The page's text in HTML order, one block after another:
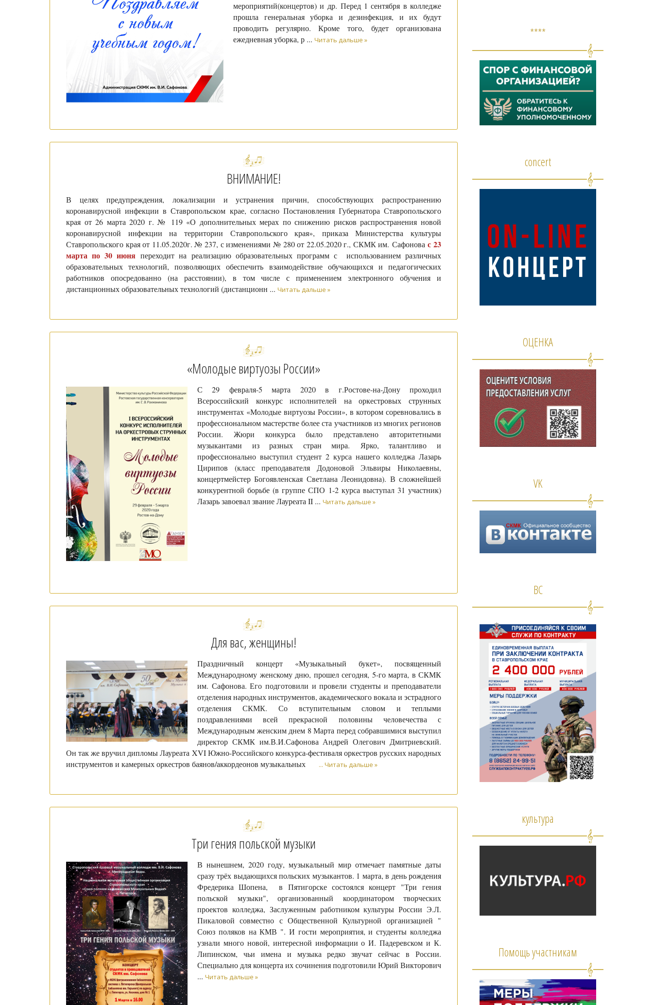
мероприятий(концертов) и др. Перед 1 сентября в колледже
прошла генеральная уборка и дезинфекция, и их будут
проводить регулярно. Кроме того, будет организована
ежедневная уборка, р ... Читать дальше »
ВНИМАНИЕ!
В целях предупреждения, локализации и устранения причин, способствующих распространению
коронавирусной инфекции в Ставропольском крае, согласно Постановления Губернатора Ставропольского
края от 26 марта 2020 г. № 119 «О дополнительных мерах по снижению рисков распространения новой
коронавирусной инфекции на территории Ставропольского края», приказа Министерства культуры
Ставропольского края от 11.05.2020г. № 237, с изменениями № 280 от 22.05.2020 г., СКМК им. Сафоновас 23
марта по 30 июняпереходит на реализацию образовательных программ с использованием различных
образовательных технологий, позволяющих обеспечить взаимодействие обучающихся и педагогических
работников опосредованно (на расстоянии), в том числе с применением электронного обучения и
дистанционных образовательных технологий (дистанционн ... Читать дальше »
«Молодые виртуозы России»
С 29 февраля-5 марта 2020 в г.Ростове-на-Дону проходил
Всероссийский конкурс исполнителей на оркестровых струнных
инструментах «Молодые виртуозы России», в котором соревновались в
профессиональном мастерстве более ста участников из многих регионов
России. Жюри конкурса было представлено авторитетными
музыкантами из разных стран мира. Ярко, талантливо и
профессионально выступил студент 2 курса нашего колледжа Лазарь
Цирипов (класс преподавателя Додоновой Эльвиры Николаевны,
концертмейстер Богоявленская Светлана Леонидовна). В сложнейшей
конкурентной борьбе (в группе СПО 1-2 курса выступал 31 участник)
Лазарь завоевал звание Лауреата II ... Читать дальше »
Для вас, женщины!
Праздничный концерт «Музыкальный букет», посвященный
Международному женскому дню, прошел сегодня, 5-го марта, в СКМК
им. Сафонова. Его подготовили и провели студенты и преподаватели
отделения народных инструментов, академического вокала и эстрадного
отделения СКМК. Со вступительным словом и теплыми
поздравлениями всей прекрасной половины человечества с
Международным женским днем 8 Марта перед собравшимися выступил
директор СКМК им.В.И.Сафонова Андрей Олегович Дмитриевский.
Он так же вручил дипломы Лауреата XVI Южно-Российского конкурса-фестиваля оркестров русских народных
инструментов и камерных оркестров баянов/аккордеонов музыкальных
... Читать дальше »
Три гения польской музыки
В нынешнем, 2020 году, музыкальный мир отмечает памятные даты
сразу трёх выдающихся польских музыкантов. 1 марта, в день рождения
Фредерика Шопена, в Пятигорске состоялся концерт "Три гения
польской музыки", организованный координатором творческих
проектов колледжа, Заслуженным работником культуры России Э.Л.
Пикаловой совместно с Общественной Культурной организацией "
Союз поляков на КМВ ". И гости мероприятия, и студенты колледжа
узнали много новой, интересной информации о И. Падеревском и К.
Липинском, чьи имена и музыка редко звучат сейчас в России.
Специально для концерта их сочинения подготовили Юрий Викторович
... Читать дальше »
****
concert
ОЦЕНКА
VK
ВС
культура
Помощь участникам